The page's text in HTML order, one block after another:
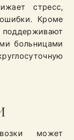
стресс,
Кроме
больницами
может